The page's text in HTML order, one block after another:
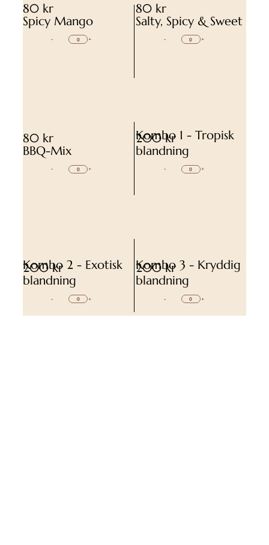
80 kr
Spicy Mango
- +
80 kr
Salty, Spicy & Sweet
- +
80 kr
BBQ-Mix
- +
200 kr
Kombo 1 - Tropisk
blandning
- +
200 kr
Kombo 2 - Exotisk
blandning
- +
200 kr
Kombo 3 - Kryddig
blandning
- +